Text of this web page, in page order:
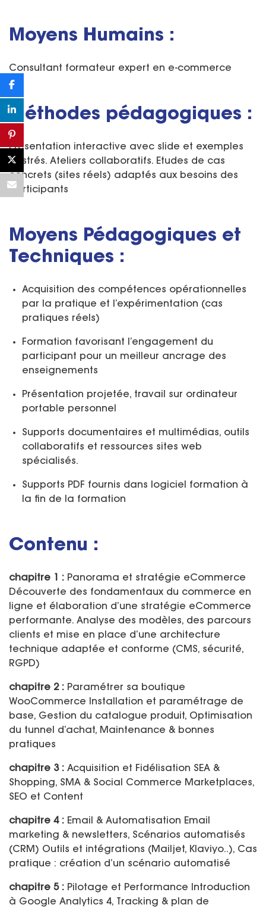
Moyens Humains :
Consultant formateur expert en e-commerce
Méthodes pédagogiques :
Présentation interactive avec slide et exemples
illustrés. Ateliers collaboratifs. Etudes de cas
concrets (sites réels) adaptés aux besoins des
participants
Moyens Pédagogiques et
Techniques :
Acquisition des compétences opérationnelles
par la pratique et l’expérimentation (cas
pratiques réels)
Formation favorisant l’engagement du
participant pour un meilleur ancrage des
enseignements
Présentation projetée, travail sur ordinateur
portable personnel
Supports documentaires et multimédias, outils
collaboratifs et ressources sites web
spécialisés.
Supports PDF fournis dans logiciel formation à
la fin de la formation
Contenu :
chapitre 1 : Panorama et stratégie eCommerce
Découverte des fondamentaux du commerce en
ligne et élaboration d’une stratégie eCommerce
performante. Analyse des modèles, des parcours
clients et mise en place d’une architecture
technique adaptée et conforme (CMS, sécurité,
RGPD)
chapitre 2 : Paramétrer sa boutique
WooCommerce Installation et paramétrage de
base, Gestion du catalogue produit, Optimisation
du tunnel d’achat, Maintenance & bonnes
pratiques
chapitre 3 : Acquisition et Fidélisation SEA &
Shopping, SMA & Social Commerce Marketplaces,
SEO et Content
chapitre 4 : Email & Automatisation Email
marketing & newsletters, Scénarios automatisés
(CRM) Outils et intégrations (Mailjet, Klaviyo..), Cas
pratique : création d’un scénario automatisé
chapitre 5 : Pilotage et Performance Introduction
à Google Analytics 4, Tracking & plan de